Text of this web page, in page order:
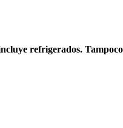
refrigerados.